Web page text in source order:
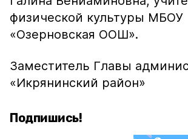
физической культуры МБОУ
«Озерновская ООШ».
Заместитель Главы
«Икрянинский район»
Подпишись!